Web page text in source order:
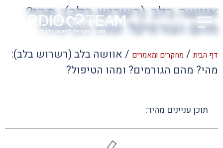
אוושה בלב (רשרוש בלב): מהי?
מהם הגורמים? ומהו הטיפול?
דף הבית / מחקרים ומאמרים /אוושה בלב (רשרוש בלב):
מהי? מהם הגורמים? ומהו הטיפול?
תוכן עניינים מהיר: